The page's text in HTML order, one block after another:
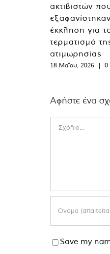
ακτιβιστών
έκκληση για
τερματισμό
ατιμωρησίας
18 Μαΐου, 2026 | 0
Αφήστε ένα
Save my